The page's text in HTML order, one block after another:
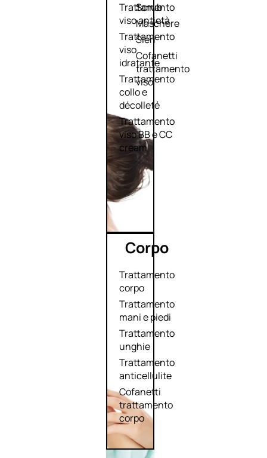
Trattamento
viso antietà
Trattamento
viso
idratante
Trattamento
collo e
décolleté
Trattamento
viso BB e CC
cream
Scrub
Maschere
Sieri
Cofanetti
trattamento
viso
Corpo
Trattamento
corpo
Trattamento
mani e piedi
Trattamento
unghie
Trattamento
anticellulite
Cofanetti
trattamento
corpo